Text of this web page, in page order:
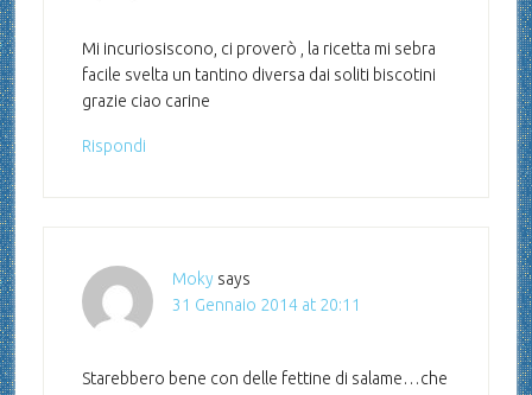
Mi incuriosiscono, ci proverò , la ricetta mi sebra
facile svelta un tantino diversa dai soliti biscotini
grazie ciao carine
Rispondi
Moky says
31 Gennaio 2014 at 20:11
Starebbero bene con delle fettine di salame…che